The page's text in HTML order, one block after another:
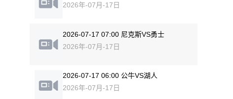
2026年-07月-17日
2026-07-17 07:00 尼克斯VS勇士
2026年-07月-17日
2026-07-17 06:00 公牛VS湖人
2026年-07月-17日